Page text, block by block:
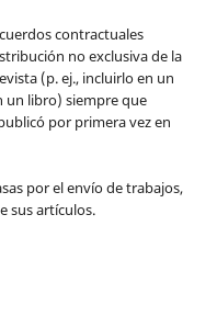
contractuales
no exclusiva de la
(p. ej., incluirlo en un
un libro) siempre que
por primera vez en
por el envío de trabajos,
sus artículos.